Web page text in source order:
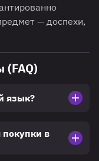
— доспехи,
(FAQ)
язык?
в